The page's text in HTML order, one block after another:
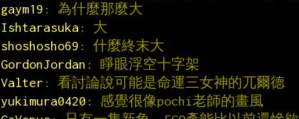
gaym19 : 為什麼那麼大
Ishtarasuka : 大
shoshosho69 : 什麼終末大
GordonJordan : 睜眼浮空十字架
Valter : 看討論說可能是命運三女神的兀爾德
yukimura0420 : 感覺很像pochi老師的畫風